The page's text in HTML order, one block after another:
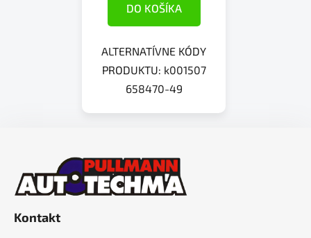
DO KOŠÍKA
ALTERNATÍVNE KÓDY
PRODUKTU: k001507
658470-49
Kontakt